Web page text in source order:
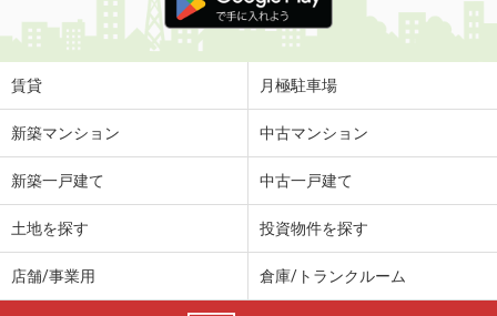
賃貸 月極駐車場
新築マンション 中古マンション
新築一戸建て 中古一戸建て
土地を探す 投資物件を探す
店舗/事業用 倉庫/トランクルーム